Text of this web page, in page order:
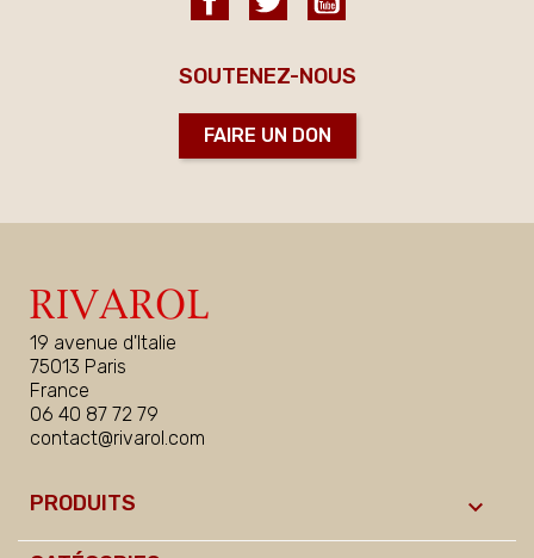
SOUTENEZ-NOUS
FAIRE UN DON
19 avenue d'Italie
75013 Paris
France
06 40 87 72 79
contact@rivarol.com
PRODUITS 